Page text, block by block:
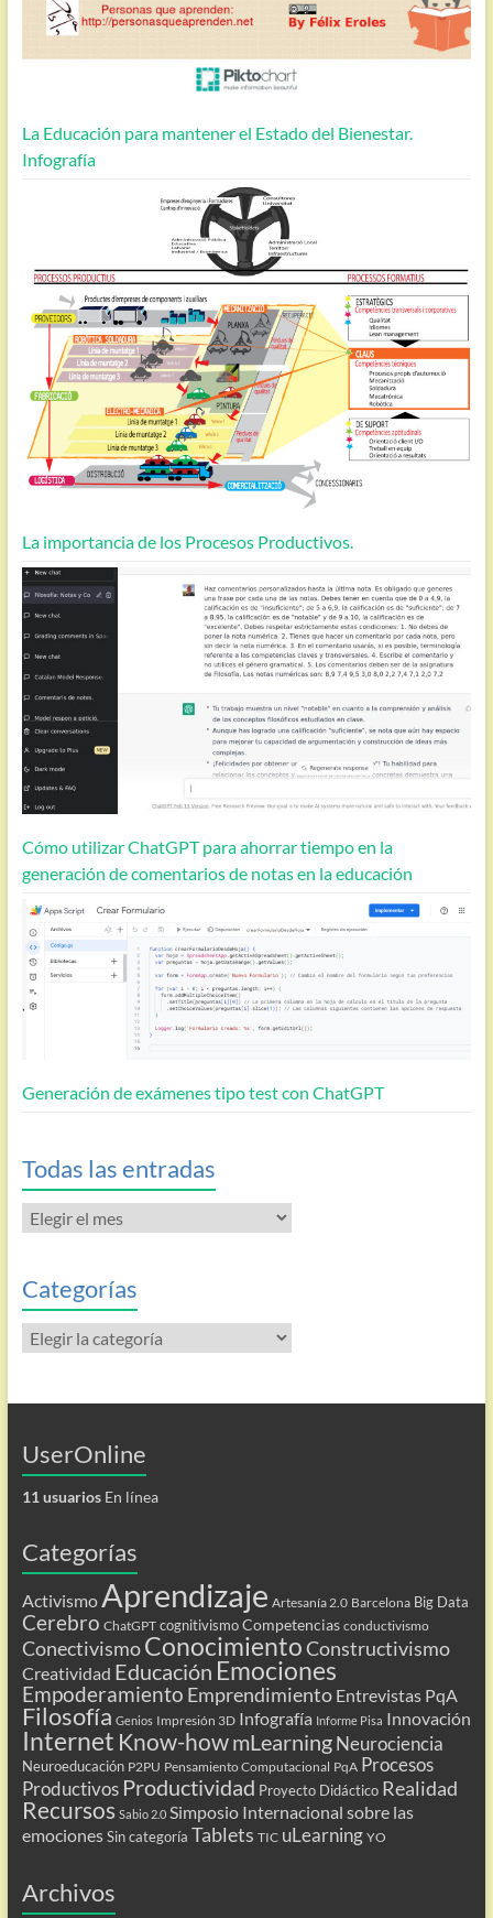
La Educación para mantener el Estado del Bienestar.
Infografía
La importancia de los Procesos Productivos.
Cómo utilizar ChatGPT para ahorrar tiempo en la
generación de comentarios de notas en la educación
Generación de exámenes tipo test con ChatGPT
Todas las entradas
Todas
las
Categorías
Categorías
UserOnline
11 usuariosEn línea
Categorías
Activismo Aprendizaje Artesanía 2.0 Barcelona Big Data
Cerebro ChatGPT cognitivismo Competencias conductivismo
ConectivismoConocimientoConstructivismo
Creatividad Educación Emociones
Empoderamiento Emprendimiento Entrevistas PqA
Filosofía Genios Impresión 3D Infografía Informe Pisa Innovación
Internet Know-howmLearning Neurociencia
Neuroeducación P2PU Pensamiento Computacional PqA Procesos
Productivos Productividad Proyecto Didáctico Realidad
Recursos Sabio 2.0 Simposio Internacional sobre las
emociones Sin categoría Tablets TIC uLearning YO
Archivos